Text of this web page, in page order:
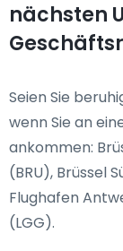
nächsten
Seien Sie
wenn Sie an
ankommen:
(BRU), Brüssel
Flughafen
(LGG).